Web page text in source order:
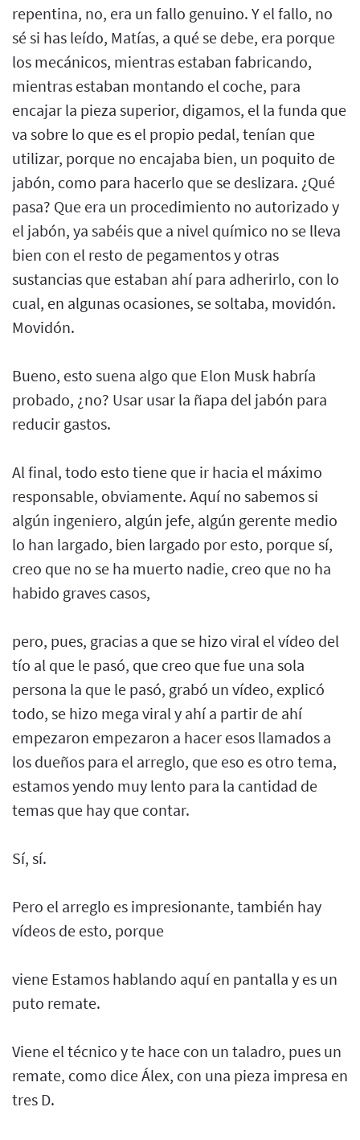
repentina, no, era un fallo genuino. Y el fallo, no
sé si has leído, Matías, a qué se debe, era porque
los mecánicos, mientras estaban fabricando,
mientras estaban montando el coche, para
encajar la pieza superior, digamos, el la funda que
va sobre lo que es el propio pedal, tenían que
utilizar, porque no encajaba bien, un poquito de
jabón, como para hacerlo que se deslizara. ¿Qué
pasa? Que era un procedimiento no autorizado y
el jabón, ya sabéis que a nivel químico no se lleva
bien con el resto de pegamentos y otras
sustancias que estaban ahí para adherirlo, con lo
cual, en algunas ocasiones, se soltaba, movidón.
Movidón.
Bueno, esto suena algo que Elon Musk habría
probado, ¿no? Usar usar la ñapa del jabón para
reducir gastos.
Al final, todo esto tiene que ir hacia el máximo
responsable, obviamente. Aquí no sabemos si
algún ingeniero, algún jefe, algún gerente medio
lo han largado, bien largado por esto, porque sí,
creo que no se ha muerto nadie, creo que no ha
habido graves casos,
pero, pues, gracias a que se hizo viral el vídeo del
tío al que le pasó, que creo que fue una sola
persona la que le pasó, grabó un vídeo, explicó
todo, se hizo mega viral y ahí a partir de ahí
empezaron empezaron a hacer esos llamados a
los dueños para el arreglo, que eso es otro tema,
estamos yendo muy lento para la cantidad de
temas que hay que contar.
Sí, sí.
Pero el arreglo es impresionante, también hay
vídeos de esto, porque
viene Estamos hablando aquí en pantalla y es un
puto remate.
Viene el técnico y te hace con un taladro, pues un
remate, como dice Álex, con una pieza impresa en
tres D.